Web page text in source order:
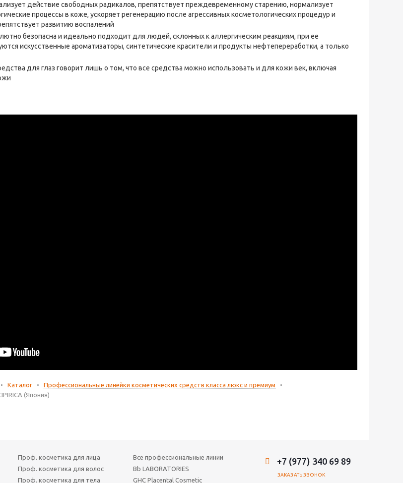
действие свободных радикалов, препятствует преждевременному старению, нормализует
процессы в коже, ускоряет регенерацию после агрессивных косметологических процедур и
развитию воспалений
безопасна и идеально подходит для людей, склонных к аллергическим реакциям, при ее
искусственные ароматизаторы, синтетические красители и продукты нефтепереработки, а только
для глаз говорит лишь о том, что все средства можно использовать и для кожи век, включая
• Каталог • Профессиональные линейки косметических средств класса люкс и премиум
•
(Япония)
Проф. косметика для лица
Проф. косметика для волос
Проф. косметика для тела
Все профессиональные линии
Bb LABORATORIES
GHC Placental Cosmetic
+7 (977) 340 69 89
ЗАКАЗАТЬ ЗВОНОК